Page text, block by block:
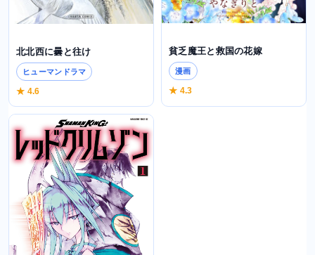
北北西に曇と往け
ヒューマンドラマ
★ 4.6
貧乏魔王と救国の花嫁
漫画
★ 4.3